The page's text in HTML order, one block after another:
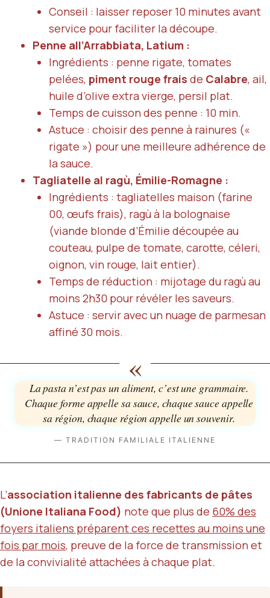
Conseil : laisser reposer 10 minutes avant
service pour faciliter la découpe.
Penne all’Arrabbiata, Latium :
Ingrédients : penne rigate, tomates
pelées, piment rouge frais de Calabre, ail,
huile d’olive extra vierge, persil plat.
Temps de cuisson des penne : 10 min.
Astuce : choisir des penne à rainures («
rigate ») pour une meilleure adhérence de
la sauce.
Tagliatelle al ragù, Émilie-Romagne :
Ingrédients : tagliatelles maison (farine
00, œufs frais), ragù à la bolognaise
(viande blonde d’Émilie découpée au
couteau, pulpe de tomate, carotte, céleri,
oignon, vin rouge, lait entier).
Temps de réduction : mijotage du ragù au
moins 2h30 pour révéler les saveurs.
Astuce : servir avec un nuage de parmesan
affiné 30 mois.
«
La pasta n’est pas un aliment, c’est une grammaire.
Chaque forme appelle sa sauce, chaque sauce appelle
sa région, chaque région appelle un souvenir.
— TRADITION FAMILIALE ITALIENNE
L’association italienne des fabricants de pâtes
(Unione Italiana Food) note que plus de 60% des
foyers italiens préparent ces recettes au moins une
fois par mois, preuve de la force de transmission et
de la convivialité attachées à chaque plat.